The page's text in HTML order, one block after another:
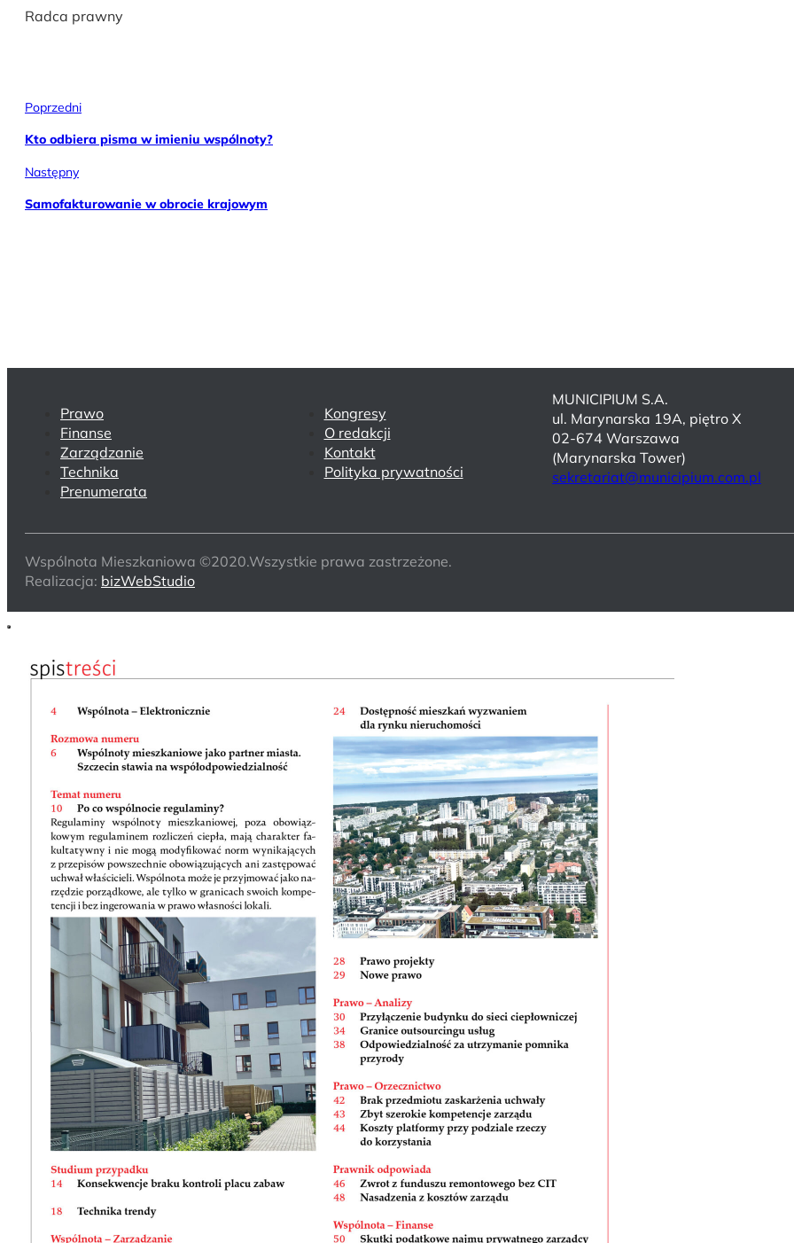
Radca prawny
Poprzedni
Kto odbiera pisma w imieniu wspólnoty?
Następny
Samofakturowanie w obrocie krajowym
Prawo
Finanse
Zarządzanie
Technika
Prenumerata
Kongresy
O redakcji
Kontakt
Polityka prywatności
MUNICIPIUM S.A.
ul. Marynarska 19A, piętro X
02-674 Warszawa
(Marynarska Tower)
sekretariat@municipium.com.pl
Wspólnota Mieszkaniowa ©2020.Wszystkie prawa zastrzeżone.
Realizacja: bizWebStudio